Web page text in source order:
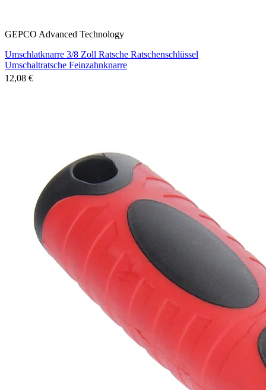
GEPCO Advanced Technology
Umschlatknarre 3/8 Zoll Ratsche Ratschenschlüssel
Umschaltratsche Feinzahnknarre
12,08 €